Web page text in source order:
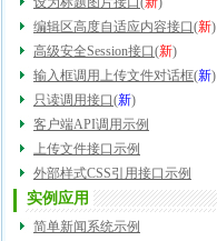
编辑区高度自适应内容接口(新)
高级安全Session接口(新)
输入框调用上传文件对话框(新)
只读调用接口(新)
客户端API调用示例
上传文件接口示例
外部样式CSS引用接口示例
实例应用
简单新闻系统示例